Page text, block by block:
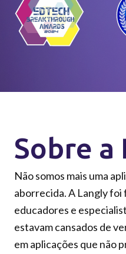
Sobre a
Não somos mais uma
aborrecida. A Langly foi
educadores e
estavam cansados de
em aplicações que não